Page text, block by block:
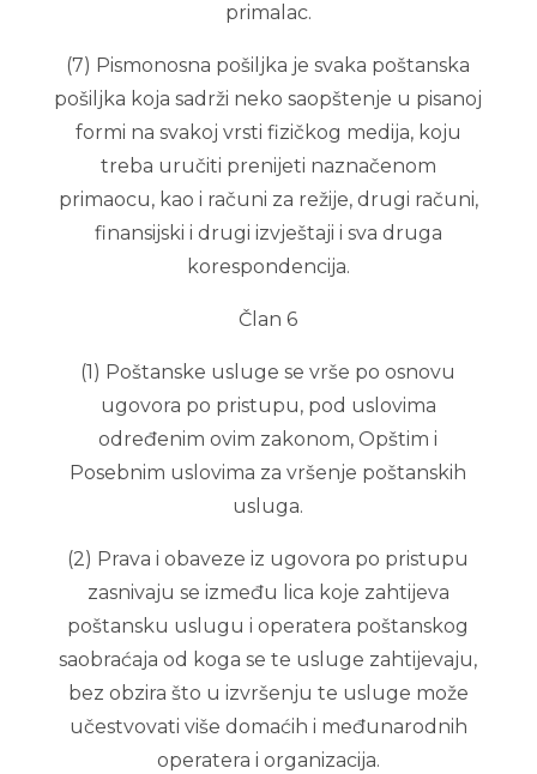
primalac.
(7) Pismonosna pošiljka je svaka poštanska
pošiljka koja sadrži neko saopštenje u pisanoj
formi na svakoj vrsti fizičkog medija, koju
treba uručiti prenijeti naznačenom
primaocu, kao i računi za režije, drugi računi,
finansijski i drugi izvještaji i sva druga
korespondencija.
Član 6
(1) Poštanske usluge se vrše po osnovu
ugovora po pristupu, pod uslovima
određenim ovim zakonom, Opštim i
Posebnim uslovima za vršenje poštanskih
usluga.
(2) Prava i obaveze iz ugovora po pristupu
zasnivaju se između lica koje zahtijeva
poštansku uslugu i operatera poštanskog
saobraćaja od koga se te usluge zahtijevaju,
bez obzira što u izvršenju te usluge može
učestvovati više domaćih i međunarodnih
operatera i organizacija.